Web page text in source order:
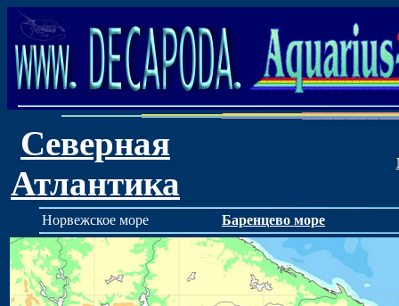
Северная
Атлантика
Норвежское море Баренцево море